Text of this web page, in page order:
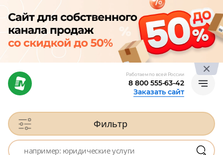
Работаем по всей России
8 800 555-63-42
Заказать сайт
Фильтр